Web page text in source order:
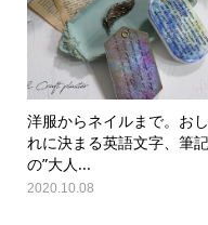
洋服からネイルまで。お
れに決まる英語文字、筆
の”大人...
2020.10.08